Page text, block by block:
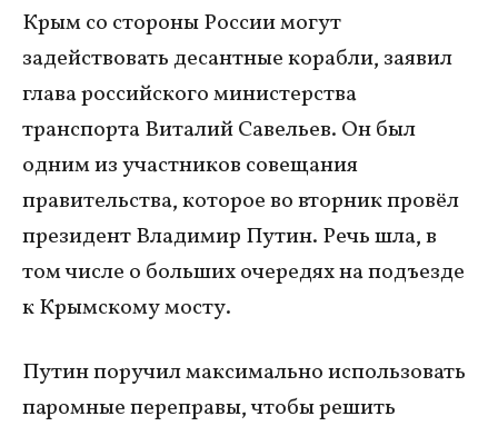
Крым со стороны России могут
задействовать десантные корабли, заявил
глава российского министерства
транспорта Виталий Савельев. Он был
одним из участников совещания
правительства, которое во вторник провёл
президент Владимир Путин. Речь шла, в
том числе о больших очередях на подъезде
к Крымскому мосту.
Путин поручил максимально использовать
паромные переправы, чтобы решить